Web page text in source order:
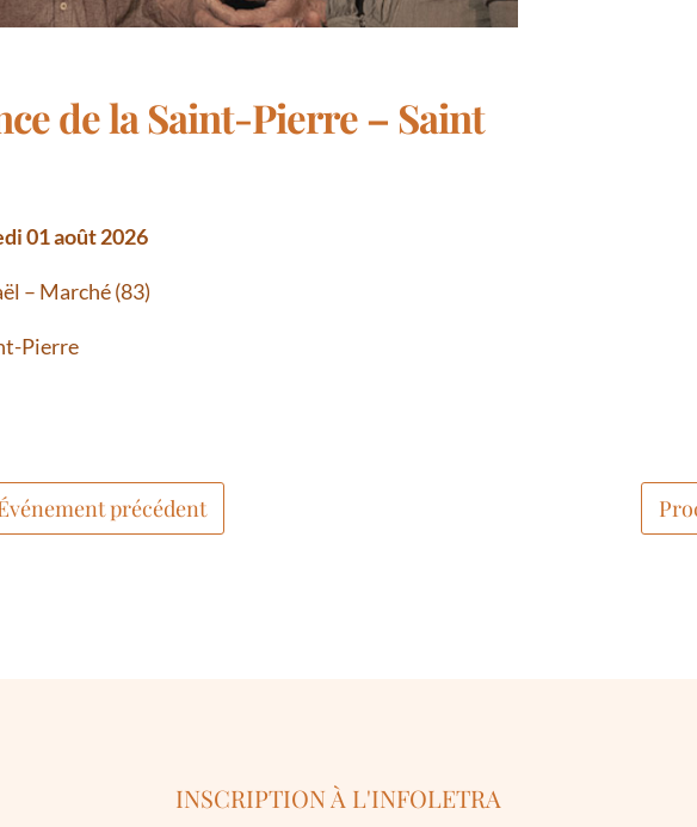
de la Saint-Pierre – Saint
01 août 2026
– Marché (83)
Pierre
précédent
INSCRIPTION À L'INFOLETRA